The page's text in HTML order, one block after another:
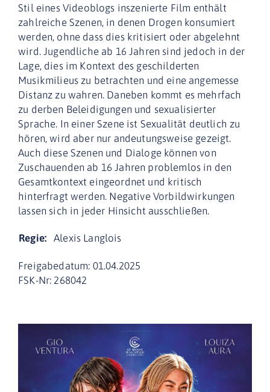
Stil eines Videoblogs inszenierte Film enthält
zahlreiche Szenen, in denen Drogen konsumiert
werden, ohne dass dies kritisiert oder abgelehnt
wird. Jugendliche ab 16 Jahren sind jedoch in der
Lage, dies im Kontext des geschilderten
Musikmilieus zu betrachten und eine angemesse
Distanz zu wahren. Daneben kommt es mehrfach
zu derben Beleidigungen und sexualisierter
Sprache. In einer Szene ist Sexualität deutlich zu
hören, wird aber nur andeutungsweise gezeigt.
Auch diese Szenen und Dialoge können von
Zuschauenden ab 16 Jahren problemlos in den
Gesamtkontext eingeordnet und kritisch
hinterfragt werden. Negative Vorbildwirkungen
lassen sich in jeder Hinsicht ausschließen.
Regie: Alexis Langlois
Freigabedatum: 01.04.2025
FSK-Nr: 268042